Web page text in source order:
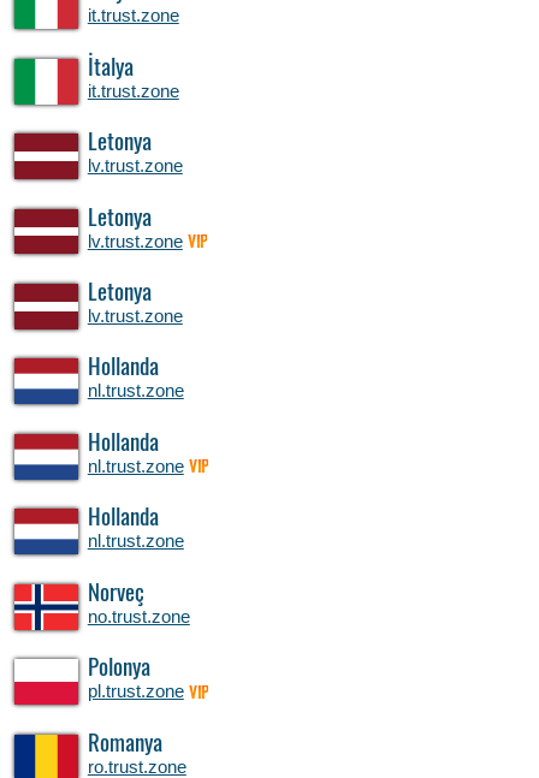
it.trust.zone
İtalya
it.trust.zone
Letonya
lv.trust.zone
Letonya
lv.trust.zone VIP
Letonya
lv.trust.zone
Hollanda
nl.trust.zone
Hollanda
nl.trust.zone VIP
Hollanda
nl.trust.zone
Norveç
no.trust.zone
Polonya
pl.trust.zone VIP
Romanya
ro.trust.zone